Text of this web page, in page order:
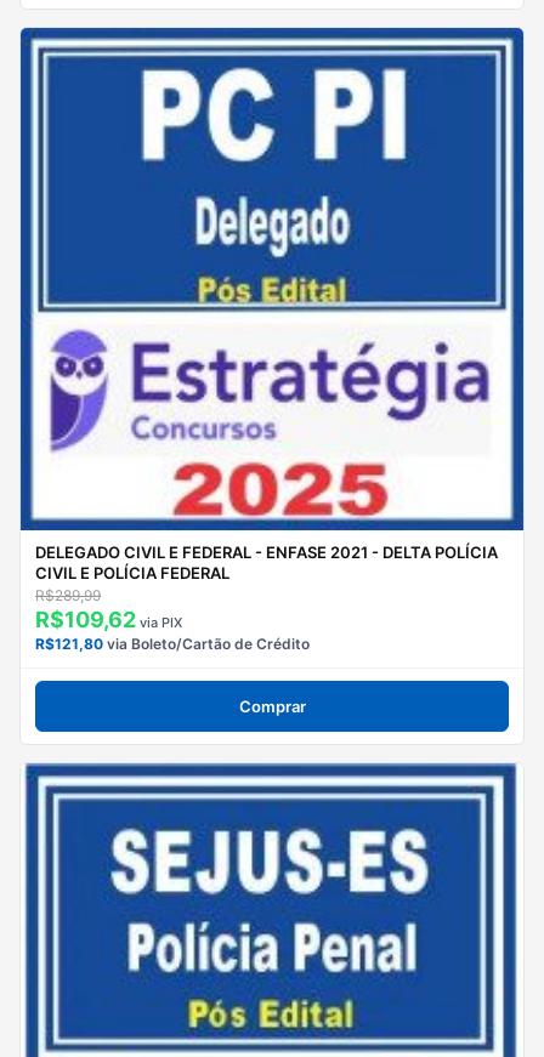
DELEGADO CIVIL E FEDERAL - ENFASE 2021 - DELTA POLÍCIA
CIVIL E POLÍCIA FEDERAL
R$289,99
R$109,62 via PIX
R$121,80 via Boleto/Cartão de Crédito
Comprar